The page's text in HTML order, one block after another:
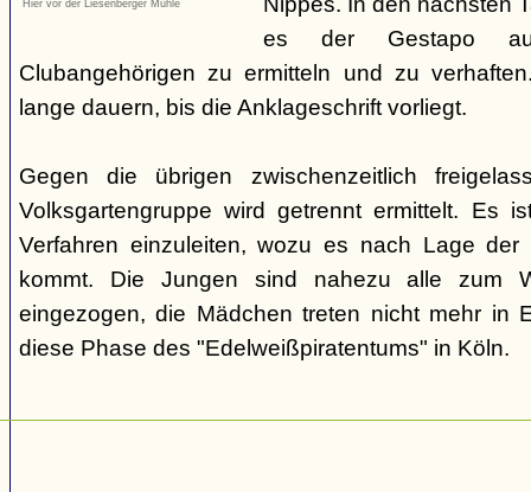
Hier vor der Liesenberger Mühle
es der Gestapo
Clubangehörigen zu ermitteln und zu
lange dauern, bis die Anklageschrift vorliegt.
Gegen die übrigen zwischenzeitlich
Volksgartengruppe wird getrennt ermittelt. Es
Verfahren einzuleiten, wozu es nach Lage
kommt. Die Jungen sind nahezu alle zum
eingezogen, die Mädchen treten nicht mehr in
diese Phase des "Edelweißpiratentums" in Köln.